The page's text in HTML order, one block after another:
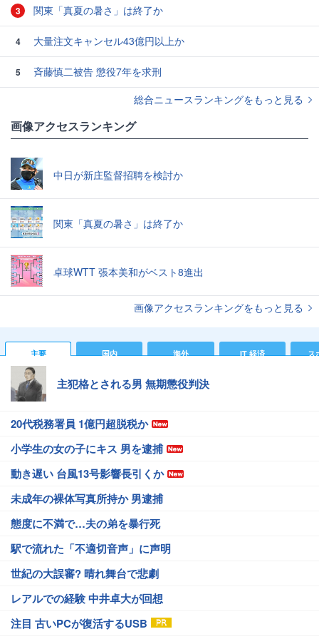
3 関東「真夏の暑さ」は終了か
4 大量注文キャンセル43億円以上か
5
斉藤慎二被告 懲役7年を求刑
総合ニュースランキングをもっと見る
画像アクセスランキング
中日が新庄監督招聘を検討か
関東「真夏の暑さ」は終了か
卓球WTT 張本美和がベスト8進出
画像アクセスランキングをもっと見る
主要 国内 海外 IT 経済 ス
主犯格とされる男 無期懲役判決
20代税務署員 1億円超脱税か
小学生の女の子にキス 男を逮捕
動き遅い 台風13号影響長引くか
未成年の裸体写真所持か 男逮捕
態度に不満で…夫の弟を暴行死
駅で流れた「不適切音声」に声明
世紀の大誤審? 晴れ舞台で悲劇
レアルでの経験 中井卓大が回想
注目 古いPCが復活するUSB